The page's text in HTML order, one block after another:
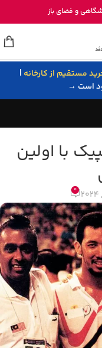
نیدمد
و فضای باز
مستقیم از کارخانه |
است →
با اولین
0